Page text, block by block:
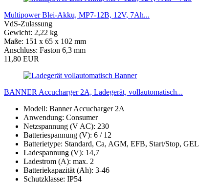
Multipower Blei-Akku, MP7-12B, 12V, 7Ah...
VdS-Zulassung
Gewicht: 2,22 kg
Maße: 151 x 65 x 102 mm
Anschluss: Faston 6,3 mm
11,80 EUR
BANNER Accucharger 2A, Ladegerät, vollautomatisch...
Modell: Banner Accucharger 2A
Anwendung: Consumer
Netzspannung (V AC): 230
Batteriespannung (V): 6 / 12
Batterietype: Standard, Ca, AGM, EFB, Start/Stop, GEL
Ladespannung (V): 14,7
Ladestrom (A): max. 2
Batteriekapazität (Ah): 3-46
Schutzklasse: IP54